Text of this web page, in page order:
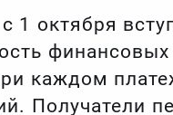
1 октября
каждом
Получатели